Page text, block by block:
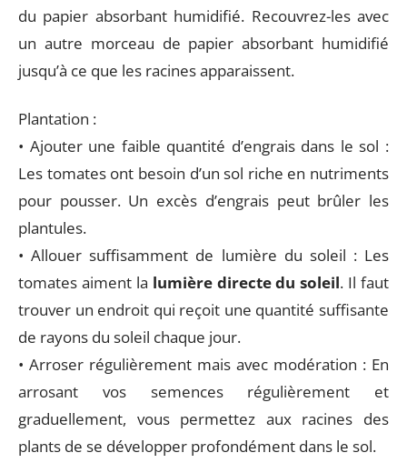
du papier absorbant humidifié. Recouvrez-les avec
un autre morceau de papier absorbant humidifié
jusqu’à ce que les racines apparaissent.
Plantation :
• Ajouter une faible quantité d’engrais dans le sol :
Les tomates ont besoin d’un sol riche en nutriments
pour pousser. Un excès d’engrais peut brûler les
plantules.
• Allouer suffisamment de lumière du soleil : Les
tomates aiment la lumière directe du soleil. Il faut
trouver un endroit qui reçoit une quantité suffisante
de rayons du soleil chaque jour.
• Arroser régulièrement mais avec modération : En
arrosant vos semences régulièrement et
graduellement, vous permettez aux racines des
plants de se développer profondément dans le sol.